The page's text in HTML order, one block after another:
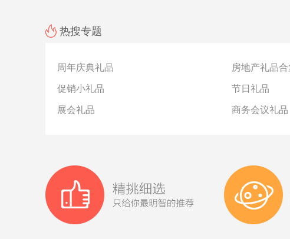
热搜专题
周年庆典礼品 房地产礼品
促销小礼品 节日礼品
展会礼品 商务会议礼品